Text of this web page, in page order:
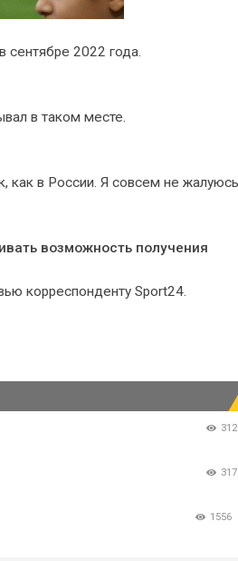
сентябре 2022 года.
в таком месте.
в России. Я совсем не
возможность получения
корреспонденту Sport24.
312
317
1556